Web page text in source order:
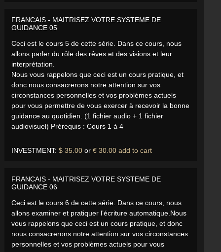
FRANCAIS - MAITRISEZ VOTRE SYSTEME DE
GUIDANCE 05
Ceci est le cours 5 de cette série. Dans ce cours, nous
allons parler du rôle des rêves et des visions et leur
interprétation.
Nous vous rappelons que ceci est un cours pratique, et
donc nous consacrerons notre attention sur vos
circonstances personnelles et vos problèmes actuels
pour vous permettre de vous exercer à recevoir la bonne
guidance au quotidien. (1 fichier audio + 1 fichier
audiovisuel) Prérequis : Cours 1 à 4
INVESTMENT: $ 35.00 or € 30.00 add to cart
FRANCAIS - MAITRISEZ VOTRE SYSTEME DE
GUIDANCE 06
Ceci est le cours 6 de cette série. Dans ce cours, nous
allons examiner et pratiquer l’écriture automatique.Nous
vous rappelons que ceci est un cours pratique, et donc
nous consacrerons notre attention sur vos circonstances
personnelles et vos problèmes actuels pour vous